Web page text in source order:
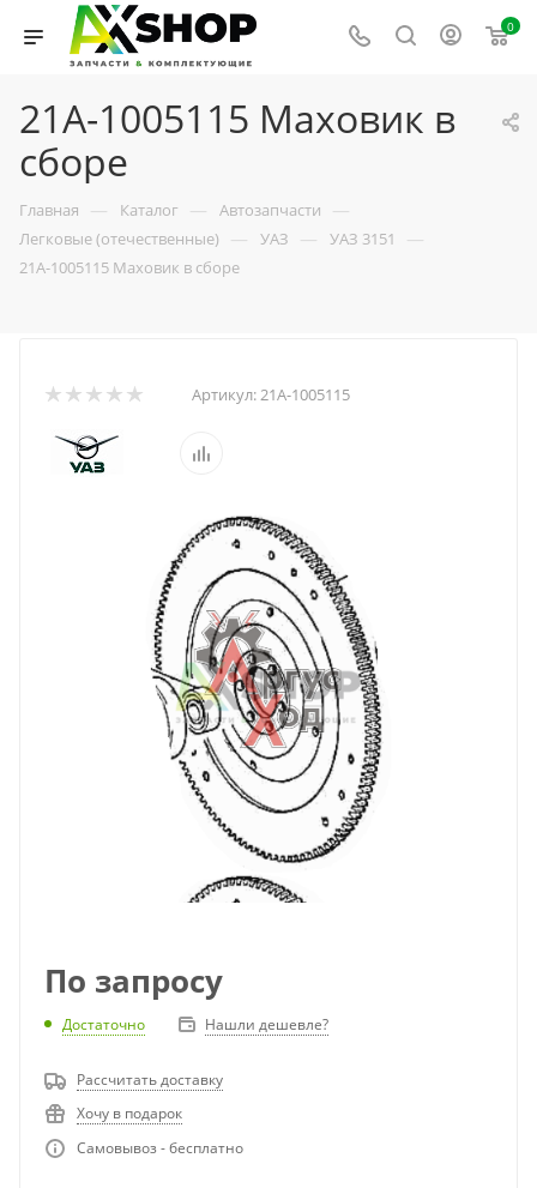
0
21А-1005115 Маховик в
сборе
Главная — Каталог — Автозапчасти —
Легковые (отечественные) — УАЗ — УАЗ 3151 —
21А-1005115 Маховик в сборе
Артикул:21А-1005115
По запросу
Достаточно Нашли дешевле?
Рассчитать доставку
Хочу в подарок
Самовывоз - бесплатно